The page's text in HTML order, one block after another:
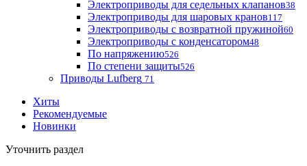
Электроприводы для седельных клапанов38
Электроприводы для шаровых кранов117
Электроприводы с возвратной пружиной60
Электроприводы с конденсатором48
По напряжению526
По степени защиты526
Приводы Lufberg 71
Хиты
Рекомендуемые
Новинки
Уточнить раздел